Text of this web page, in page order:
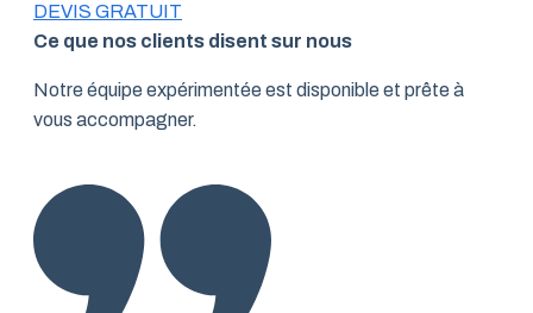
DEVIS GRATUIT
Ce que nos clients disent sur nous
Notre équipe expérimentée est disponible et prête à
vous accompagner.